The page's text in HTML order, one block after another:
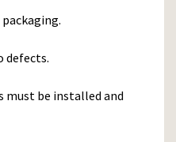
defects.
be installed and